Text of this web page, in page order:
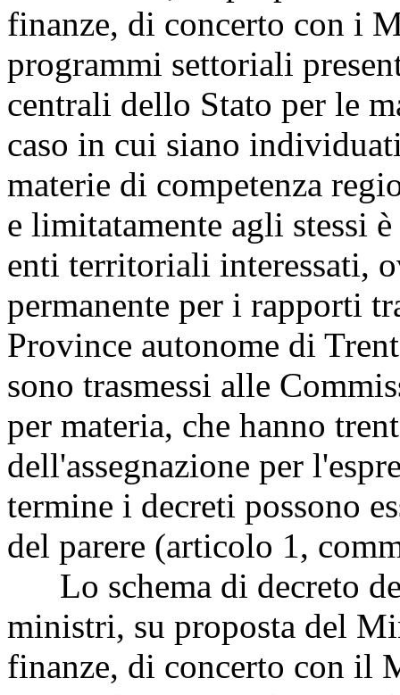
finanze, di concerto con i
programmi settoriali
centrali dello Stato per le
caso in cui siano
materie di competenza
e limitatamente agli stessi
enti territoriali interessati,
permanente per i rapporti
Province autonome di
sono trasmessi alle
per materia, che hanno
dell'assegnazione per
termine i decreti possono
del parere (articolo 1,
Lo schema di decreto
ministri, su proposta del
finanze, di concerto con il